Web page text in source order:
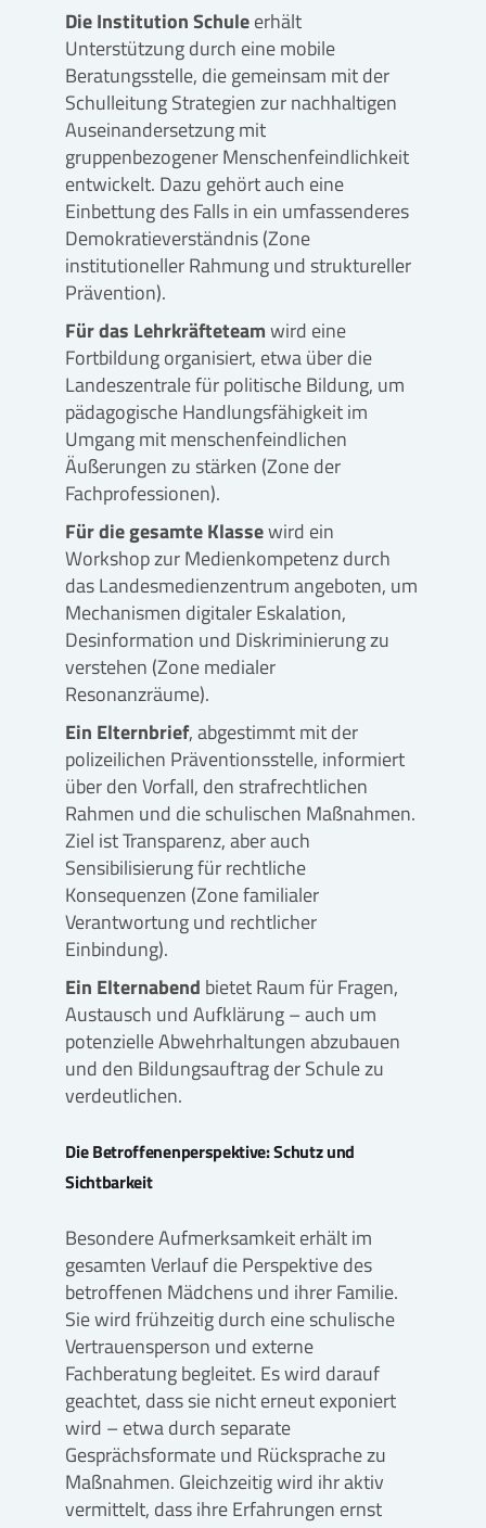
Die Institution Schuleerhält
Unterstützung durch eine mobile
Beratungsstelle, die gemeinsam mit der
Schulleitung Strategien zur nachhaltigen
Auseinandersetzung mit
gruppenbezogener Menschenfeindlichkeit
entwickelt. Dazu gehört auch eine
Einbettung des Falls in ein umfassenderes
Demokratieverständnis (Zone
institutioneller Rahmung und struktureller
Prävention).
Für das Lehrkräfteteamwird eine
Fortbildung organisiert, etwa über die
Landeszentrale für politische Bildung, um
pädagogische Handlungsfähigkeit im
Umgang mit menschenfeindlichen
Äußerungen zu stärken (Zone der
Fachprofessionen).
Für die gesamte Klassewird ein
Workshop zur Medienkompetenz durch
das Landesmedienzentrum angeboten, um
Mechanismen digitaler Eskalation,
Desinformation und Diskriminierung zu
verstehen (Zone medialer
Resonanzräume).
Ein Elternbrief, abgestimmt mit der
polizeilichen Präventionsstelle, informiert
über den Vorfall, den strafrechtlichen
Rahmen und die schulischen Maßnahmen.
Ziel ist Transparenz, aber auch
Sensibilisierung für rechtliche
Konsequenzen (Zone familialer
Verantwortung und rechtlicher
Einbindung).
Ein Elternabend bietet Raum für Fragen,
Austausch und Aufklärung – auch um
potenzielle Abwehrhaltungen abzubauen
und den Bildungsauftrag der Schule zu
verdeutlichen.
Die Betroffenenperspektive: Schutz und
Sichtbarkeit
Besondere Aufmerksamkeit erhält im
gesamten Verlauf die Perspektive des
betroffenen Mädchens und ihrer Familie.
Sie wird frühzeitig durch eine schulische
Vertrauensperson und externe
Fachberatung begleitet. Es wird darauf
geachtet, dass sie nicht erneut exponiert
wird – etwa durch separate
Gesprächsformate und Rücksprache zu
Maßnahmen. Gleichzeitig wird ihr aktiv
vermittelt, dass ihre Erfahrungen ernst